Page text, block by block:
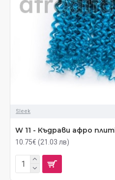
Sleek
W 11 - Къдрави афро
10.75€ (21.03 лв)